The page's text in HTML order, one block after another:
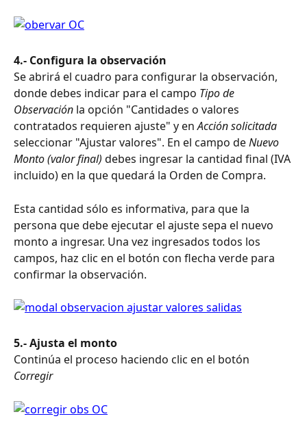
4.- Configura la observación
Se abrirá el cuadro para configurar la observación,
donde debes indicar para el campo Tipo de
Observación la opción "Cantidades o valores
contratados requieren ajuste" y en Acción solicitada
seleccionar "Ajustar valores". En el campo de Nuevo
Monto (valor final) debes ingresar la cantidad final (IVA
incluido) en la que quedará la Orden de Compra.
Esta cantidad sólo es informativa, para que la
persona que debe ejecutar el ajuste sepa el nuevo
monto a ingresar. Una vez ingresados todos los
campos, haz clic en el botón con flecha verde para
confirmar la observación.
5.- Ajusta el monto
Continúa el proceso haciendo clic en el botón
Corregir